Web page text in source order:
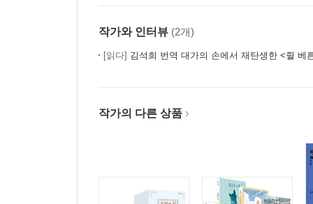
작가와 인터뷰 (2개)
[읽다] 김석희 번역 대가의 손에서 재탄생한 <쥘 베
작가의 다른 상품